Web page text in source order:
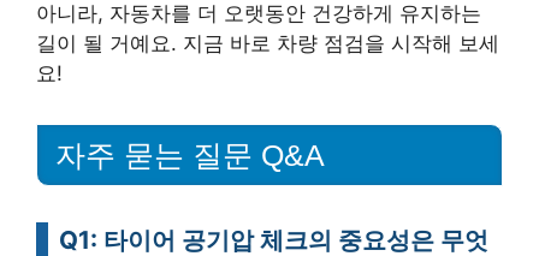
아니라, 자동차를 더 오랫동안 건강하게 유지하는
길이 될 거예요. 지금 바로 차량 점검을 시작해 보세
요!
자주 묻는 질문 Q&A
Q1: 타이어 공기압 체크의 중요성은 무엇